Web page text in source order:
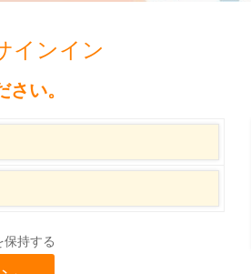
インイン
い。
保持する